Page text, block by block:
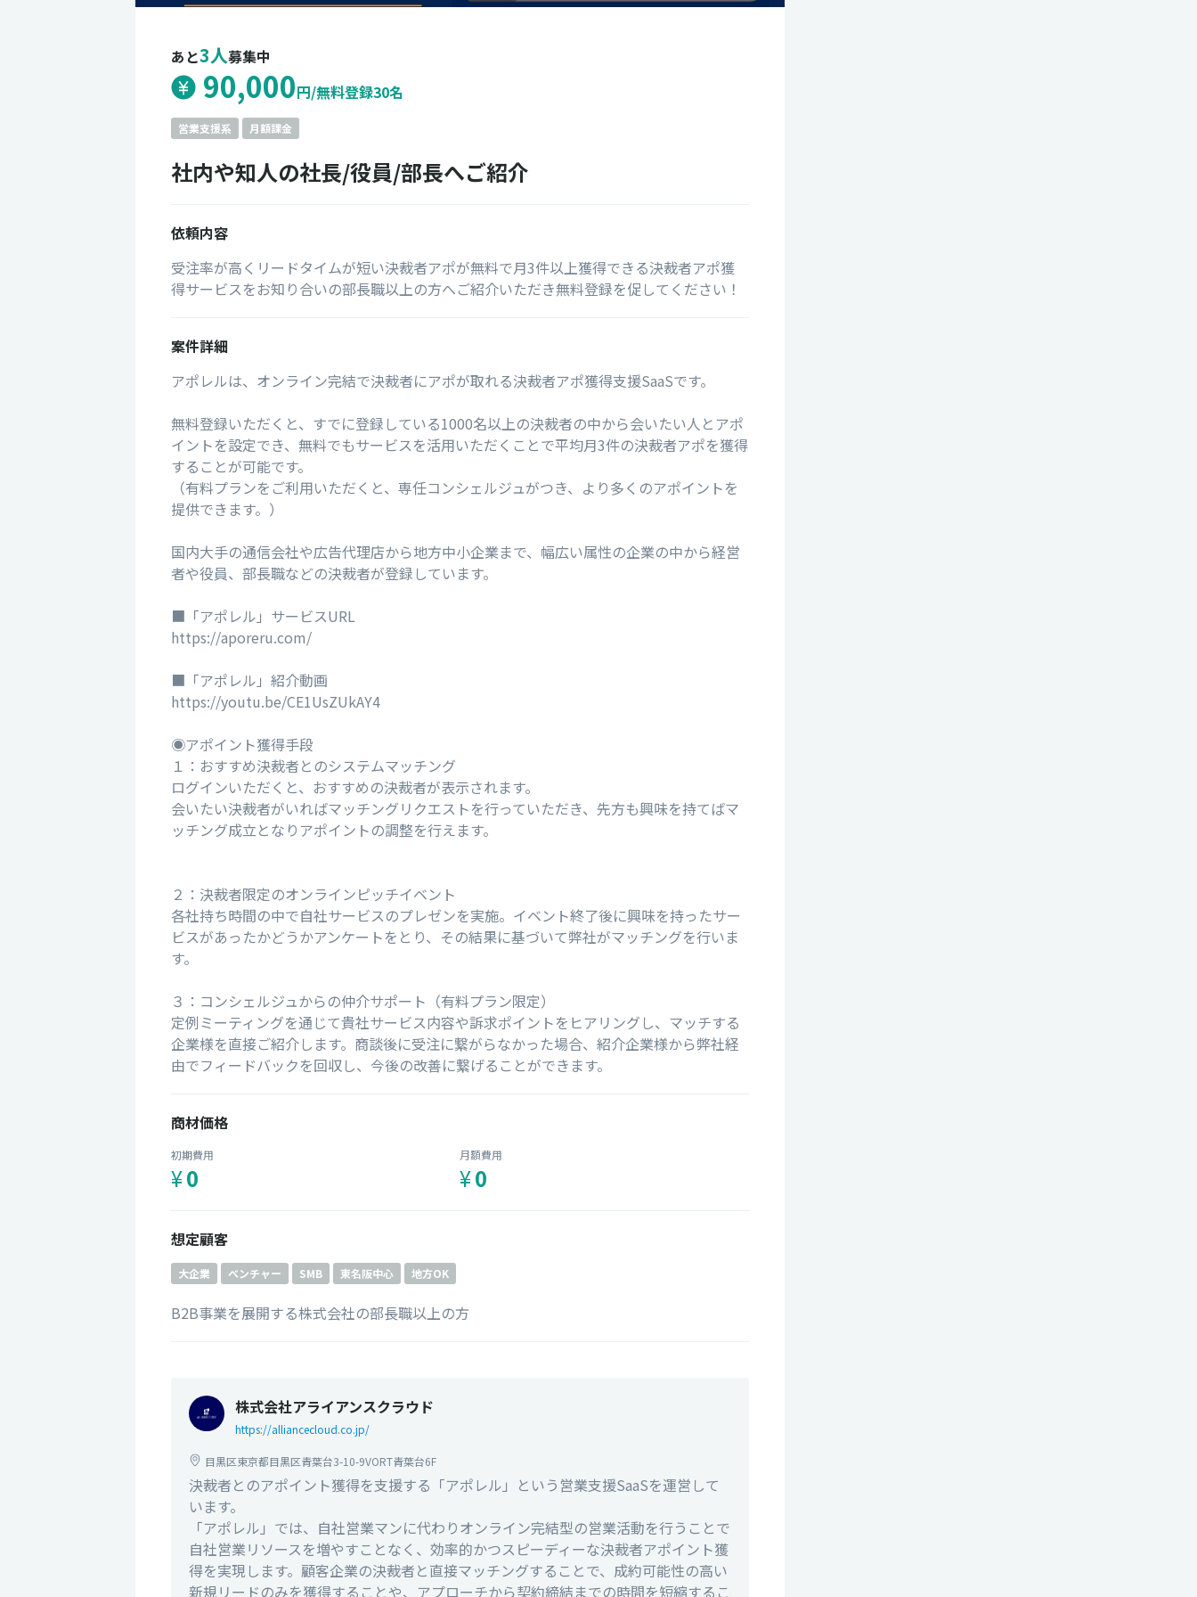
あと3人募集中
90,000円/無料登録30名
営業支援系 月額課金
社内や知人の社長/役員/部長へご紹介
依頼内容
受注率が高くリードタイムが短い決裁者アポが無料で月3件以上獲得できる決裁者アポ獲
得サービスをお知り合いの部長職以上の方へご紹介いただき無料登録を促してください！
案件詳細
アポレルは、オンライン完結で決裁者にアポが取れる決裁者アポ獲得支援SaaSです。
無料登録いただくと、すでに登録している1000名以上の決裁者の中から会いたい人とアポ
イントを設定でき、無料でもサービスを活用いただくことで平均月3件の決裁者アポを獲得
することが可能です。
（有料プランをご利用いただくと、専任コンシェルジュがつき、より多くのアポイントを
提供できます。）
国内大手の通信会社や広告代理店から地方中小企業まで、幅広い属性の企業の中から経営
者や役員、部長職などの決裁者が登録しています。
■「アポレル」サービスURL
https://aporeru.com/
■「アポレル」紹介動画
https://youtu.be/CE1UsZUkAY4
◉アポイント獲得手段
１：おすすめ決裁者とのシステムマッチング
ログインいただくと、おすすめの決裁者が表示されます。
会いたい決裁者がいればマッチングリクエストを行っていただき、先方も興味を持てばマ
ッチング成立となりアポイントの調整を行えます。
２：決裁者限定のオンラインピッチイベント
各社持ち時間の中で自社サービスのプレゼンを実施。イベント終了後に興味を持ったサー
ビスがあったかどうかアンケートをとり、その結果に基づいて弊社がマッチングを行いま
す。
３：コンシェルジュからの仲介サポート（有料プラン限定）
定例ミーティングを通じて貴社サービス内容や訴求ポイントをヒアリングし、マッチする
企業様を直接ご紹介します。商談後に受注に繋がらなかった場合、紹介企業様から弊社経
由でフィードバックを回収し、今後の改善に繋げることができます。
商材価格
初期費用
¥0
月額費用
¥0
想定顧客
大企業 ベンチャー SMB 東名阪中心 地方OK
B2B事業を展開する株式会社の部長職以上の方
株式会社アライアンスクラウド
https://alliancecloud.co.jp/
目黒区東京都目黒区青葉台3-10-9VORT青葉台6F
決裁者とのアポイント獲得を支援する「アポレル」という営業支援SaaSを運営して
います。
「アポレル」では、自社営業マンに代わりオンライン完結型の営業活動を行うことで
自社営業リソースを増やすことなく、効率的かつスピーディーな決裁者アポイント獲
得を実現します。顧客企業の決裁者と直接マッチングすることで、成約可能性の高い
新規リードのみを獲得することや、アプローチから契約締結までの時間を短縮するこ